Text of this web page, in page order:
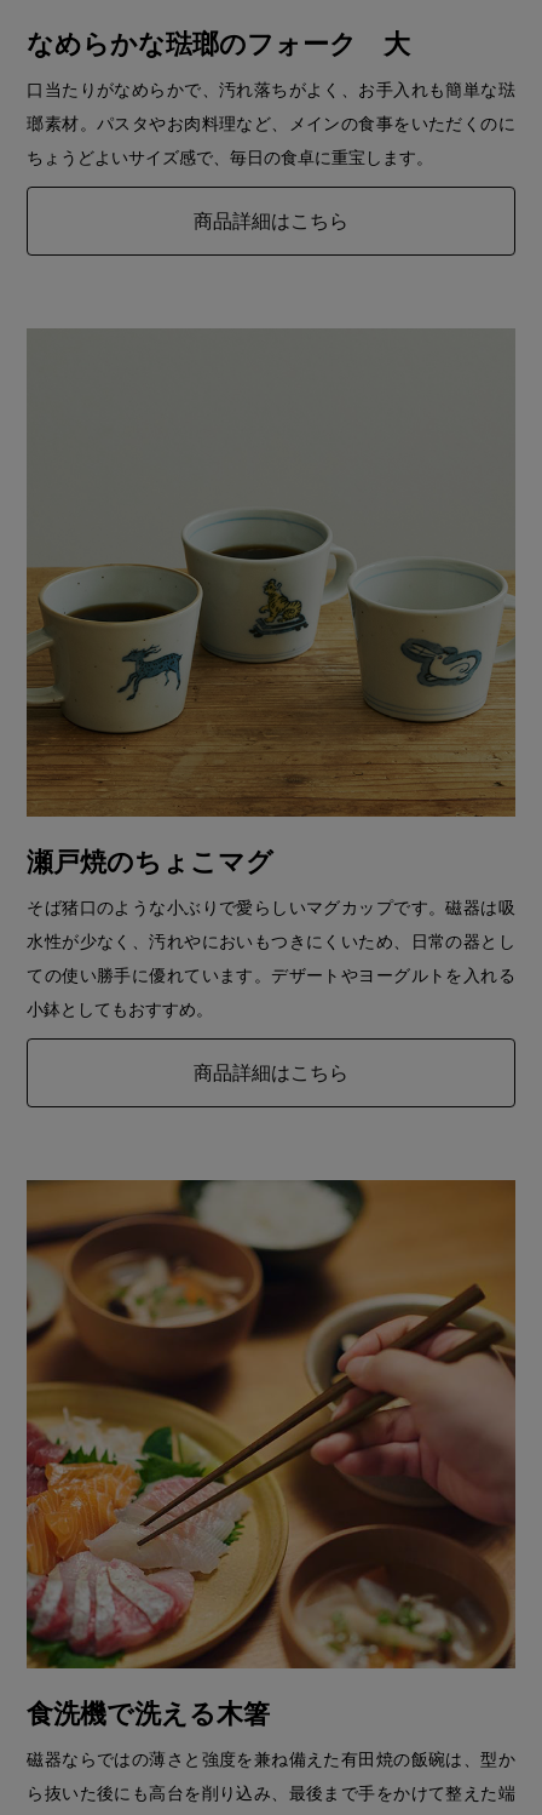
なめらかな琺瑯のフォーク 大
口当たりがなめらかで、汚れ落ちがよく、お手入れも簡単な琺
瑯素材。パスタやお肉料理など、メインの食事をいただくのに
ちょうどよいサイズ感で、毎日の食卓に重宝します。
商品詳細はこちら
瀬戸焼のちょこマグ
そば猪口のような小ぶりで愛らしいマグカップです。磁器は吸
水性が少なく、汚れやにおいもつきにくいため、日常の器とし
ての使い勝手に優れています。デザートやヨーグルトを入れる
小鉢としてもおすすめ。
商品詳細はこちら
食洗機で洗える木箸
磁器ならではの薄さと強度を兼ね備えた有田焼の飯碗は、型か
ら抜いた後にも高台を削り込み、最後まで手をかけて整えた端